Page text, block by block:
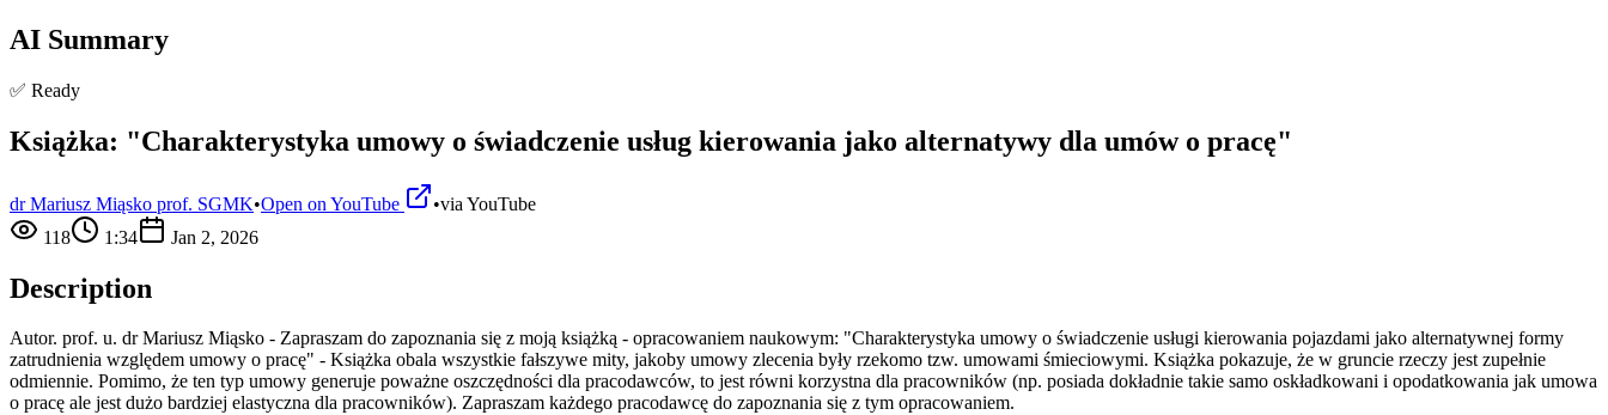
AI Summary
✅ Ready
Książka: "Charakterystyka umowy o świadczenie usług kierowania jako alternatywy dla umów o pracę"
dr Mariusz Miąsko prof. SGMK•Open on YouTube •via YouTube
118
1:34 Jan 2, 2026
Description
Autor. prof. u. dr Mariusz Miąsko - Zapraszam do zapoznania się z moją książką - opracowaniem naukowym: "Charakterystyka umowy o świadczenie usługi kierowania pojazdami jako alternatywnej formy
zatrudnienia względem umowy o pracę" - Książka obala wszystkie fałszywe mity, jakoby umowy zlecenia były rzekomo tzw. umowami śmieciowymi. Książka pokazuje, że w gruncie rzeczy jest zupełnie
odmiennie. Pomimo, że ten typ umowy generuje poważne oszczędności dla pracodawców, to jest równi korzystna dla pracowników (np. posiada dokładnie takie samo oskładkowani i opodatkowania jak umowa
o pracę ale jest dużo bardziej elastyczna dla pracowników). Zapraszam każdego pracodawcę do zapoznania się z tym opracowaniem.